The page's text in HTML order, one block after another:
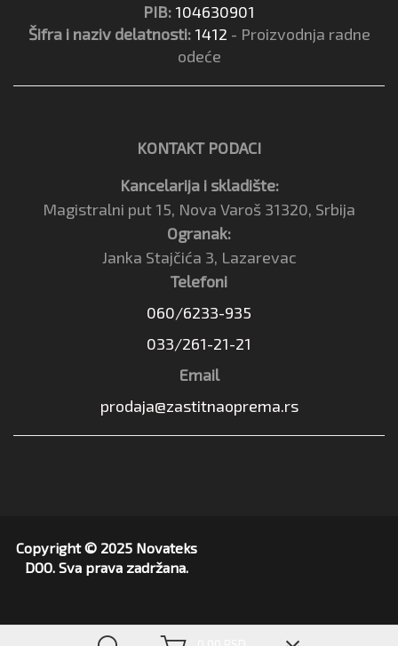
PIB: 104630901
Šifra i naziv delatnosti: 1412 - Proizvodnja radne
odeće
KONTAKT PODACI
Kancelarija i skladište:
Magistralni put 15, Nova Varoš 31320, Srbija
Ogranak:
Janka Stajčića 3, Lazarevac
Telefoni
060/6233-935
033/261-21-21
Email
prodaja@zastitnaoprema.rs
Copyright © 2025 Novateks
DOO. Sva prava zadržana.